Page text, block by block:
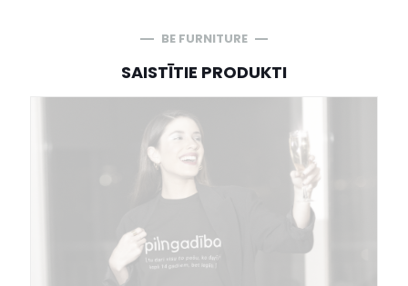
BE FURNITURE
SAISTĪTIE PRODUKTI